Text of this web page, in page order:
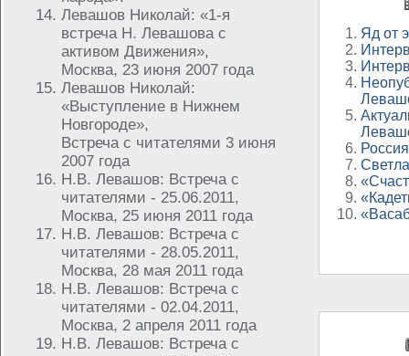
Левашов Николай: «1-я
встреча Н. Левашова с
активом Движения»,
Москва, 23 июня 2007 года
Левашов Николай:
«Выступление в Нижнем
Новгороде»,
Встреча с читателями 3 июня
2007 года
Н.В. Левашов: Встреча с
читателями - 25.06.2011,
Москва, 25 июня 2011 года
Н.В. Левашов: Встреча с
читателями - 28.05.2011,
Москва, 28 мая 2011 года
Н.В. Левашов: Встреча с
читателями - 02.04.2011,
Москва, 2 апреля 2011 года
Н.В. Левашов: Встреча с
Яд от